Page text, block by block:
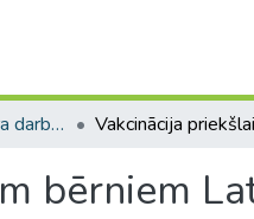
Bakalaura un maģistra darbi (MF) / Bachelor's and Master's theses
bērniem